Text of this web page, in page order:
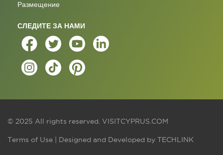
Размещение
СЛЕДИТЕ ЗА НАМИ
© 2025 All rights reserved. VISITCYPRUS.COM
Terms of Use | Designed and Developed by TECHLINK